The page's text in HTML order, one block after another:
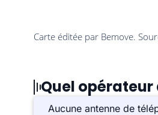
Quel opérateur
Aucune antenne de